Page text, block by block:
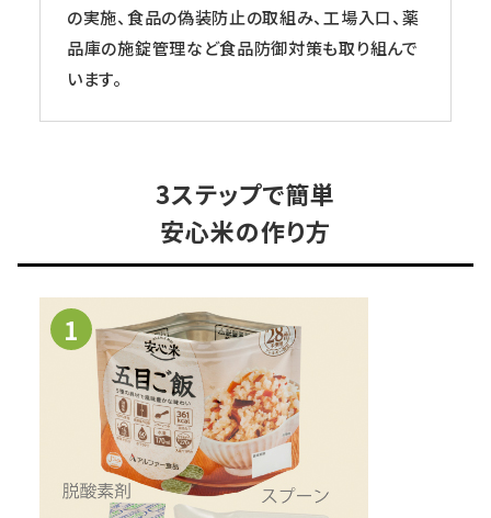
の実施、食品の偽装防止の取組み、工場入口、薬
品庫の施錠管理など食品防御対策も取り組んで
います。
3ステップで簡単
安心米の作り方
1